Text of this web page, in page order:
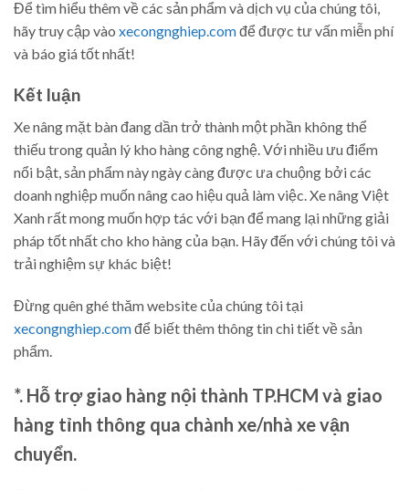
Để tìm hiểu thêm về các sản phẩm và dịch vụ của chúng tôi,
hãy truy cập vào xecongnghiep.comđể được tư vấn miễn phí
và báo giá tốt nhất!
Kết luận
Xe nâng mặt bàn đang dần trở thành một phần không thể
thiếu trong quản lý kho hàng công nghệ. Với nhiều ưu điểm
nổi bật, sản phẩm này ngày càng được ưa chuộng bởi các
doanh nghiệp muốn nâng cao hiệu quả làm việc. Xe nâng Việt
Xanh rất mong muốn hợp tác với bạn để mang lại những giải
pháp tốt nhất cho kho hàng của bạn. Hãy đến với chúng tôi và
trải nghiệm sự khác biệt!
Đừng quên ghé thăm website của chúng tôi tại
xecongnghiep.comđể biết thêm thông tin chi tiết về sản
phẩm.
*. Hỗ trợ giao hàng nội thành TP.HCM và giao
hàng tỉnh thông qua chành xe/nhà xe vận
chuyển.